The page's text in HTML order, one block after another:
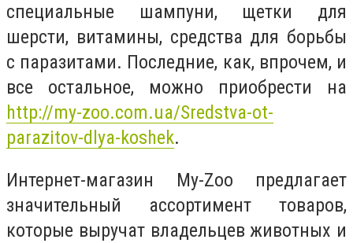
специальные шампуни, щетки для
шерсти, витамины, средства для борьбы
с паразитами. Последние, как, впрочем, и
все остальное, можно приобрести на
http://my-zoo.com.ua/Sredstva-ot-
parazitov-dlya-koshek.
Интернет-магазин My-Zoo предлагает
значительный ассортимент товаров,
которые выручат владельцев животных и